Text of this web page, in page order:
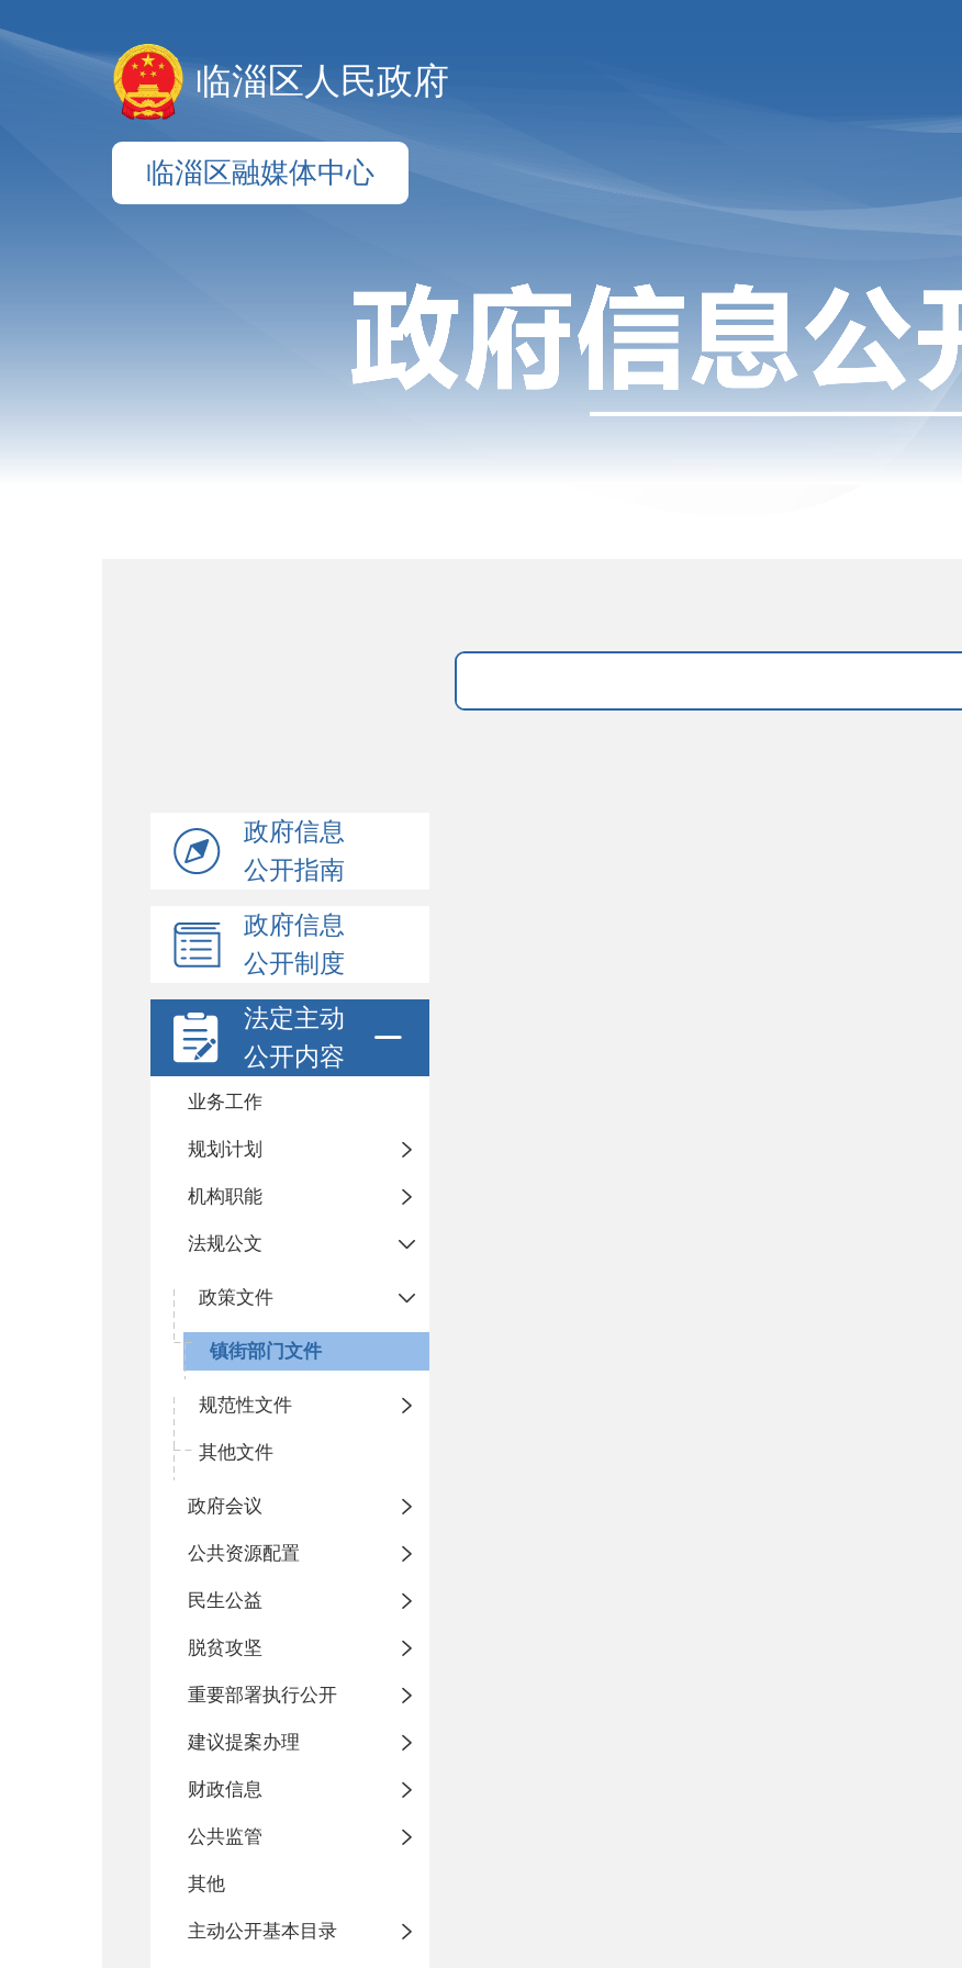
临淄区人民政府
临淄区融媒体中心
政府信息
公开指南
政府信息
公开制度
法定主动
公开内容
业务工作
规划计划
机构职能
法规公文
政策文件
镇街部门文件
规范性文件
其他文件
政府会议
公共资源配置
民生公益
脱贫攻坚
重要部署执行公开
建议提案办理
财政信息
公共监管
其他
主动公开基本目录